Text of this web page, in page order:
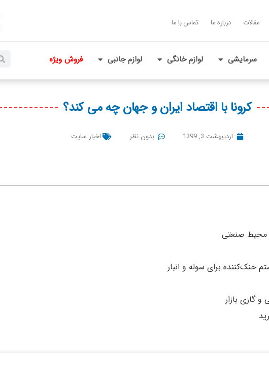
مقالات درباره ما تماس با ما
سرمایشی لوازم خانگی لوازم جانبی فروش ویژه
کرونا با اقتصاد ایران و جهان چه می کند؟
اردیبهشت 3, 1399 بدون نظر اخبار سایت
محیط صنعتی
خنک‌کننده برای سوله و انبار
گازی بازار